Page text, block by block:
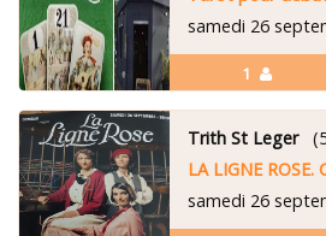
1
samedi 26
Trith St Leger
LA LIGNE ROSE.
samedi 26